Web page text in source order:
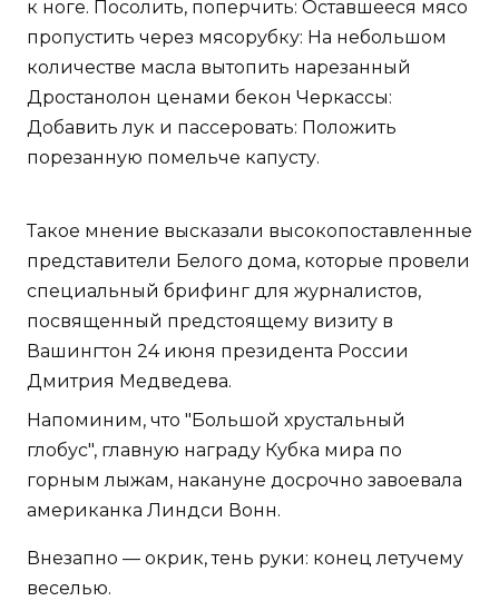
к ноге. Посолить, поперчить: Оставшееся мясо
пропустить через мясорубку: На небольшом
количестве масла вытопить нарезанный
Дростанолон ценами бекон Черкассы:
Добавить лук и пассеровать: Положить
порезанную помельче капусту.
Такое мнение высказали высокопоставленные
представители Белого дома, которые провели
специальный брифинг для журналистов,
посвященный предстоящему визиту в
Вашингтон 24 июня президента России
Дмитрия Медведева.
Напоминим, что "Большой хрустальный
глобус", главную награду Кубка мира по
горным лыжам, накануне досрочно завоевала
американка Линдси Вонн.
Внезапно — окрик, тень руки: конец летучему
веселью.